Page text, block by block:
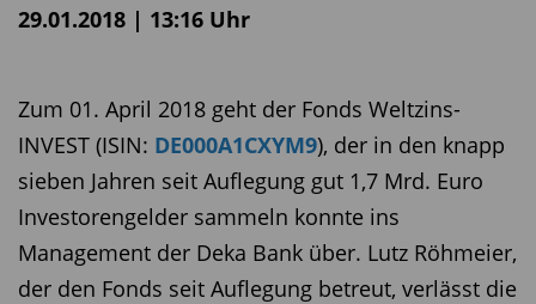
29.01.2018 | 13:16 Uhr
Zum 01. April 2018 geht der Fonds Weltzins-
INVEST (ISIN: DE000A1CXYM9), der in den knapp
sieben Jahren seit Auflegung gut 1,7 Mrd. Euro
Investorengelder sammeln konnte ins
Management der Deka Bank über. Lutz Röhmeier,
der den Fonds seit Auflegung betreut, verlässt die